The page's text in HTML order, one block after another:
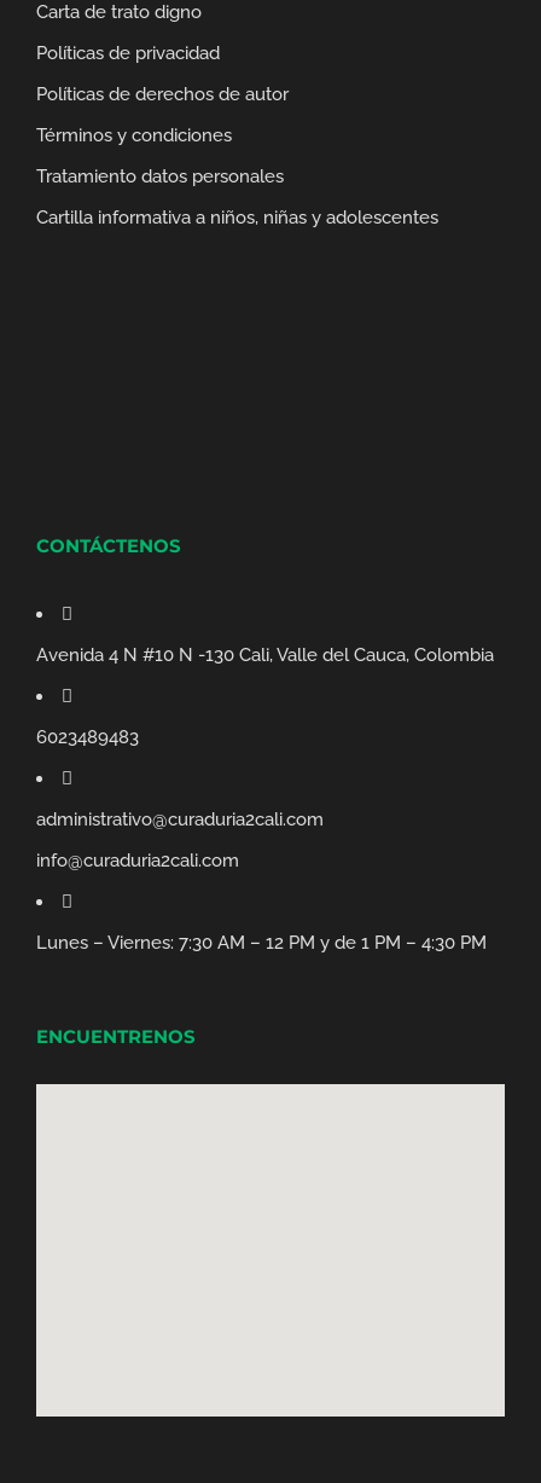
Carta de trato digno
Políticas de privacidad
Políticas de derechos de autor
Términos y condiciones
Tratamiento datos personales
Cartilla informativa a niños, niñas y adolescentes
CONTÁCTENOS
Avenida 4 N #10 N -130 Cali, Valle del Cauca, Colombia
6023489483
administrativo@curaduria2cali.com
info@curaduria2cali.com
Lunes – Viernes: 7:30 AM – 12 PM y de 1 PM – 4:30 PM
ENCUENTRENOS